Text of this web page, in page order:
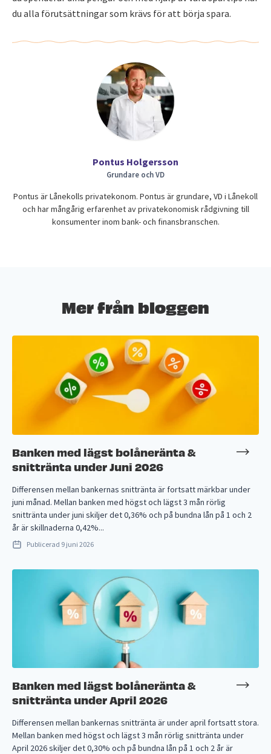
du alla förutsättningar som krävs för att börja spara.
Pontus Holgersson
Grundare och VD
Pontus är Lånekolls privatekonom. Pontus är grundare, VD i Lånekoll
och har mångårig erfarenhet av privatekonomisk rådgivning till
konsumenter inom bank- och finansbranschen.
Mer från bloggen
Banken med lägst bolåneränta &
snittränta under Juni 2026
Differensen mellan bankernas snittränta är fortsatt märkbar under
juni månad. Mellan banken med högst och lägst 3 mån rörlig
snittränta under juni skiljer det 0,36% och på bundna lån på 1 och 2
år är skillnaderna 0,42%...
Publicerad 9 juni 2026
Banken med lägst bolåneränta &
snittränta under April 2026
Differensen mellan bankernas snittränta är under april fortsatt stora.
Mellan banken med högst och lägst 3 mån rörlig snittränta under
April 2026 skiljer det 0,30% och på bundna lån på 1 och 2 år är